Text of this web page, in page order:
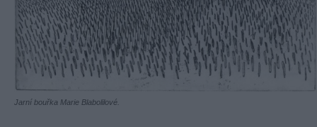
Jarní bouřka Marie Blabolilové.